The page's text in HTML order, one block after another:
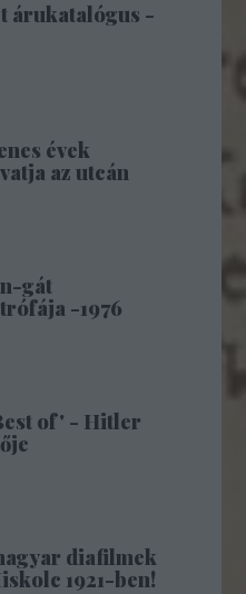
árukatalógus -
évek
az utcán
gát
-1976
of' - Hitler
diafilmek
1921-ben!